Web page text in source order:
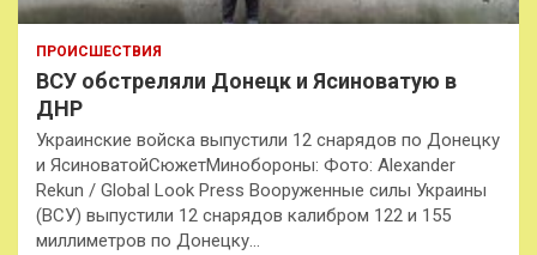
ПРОИСШЕСТВИЯ
ВСУ обстреляли Донецк и Ясиноватую в
ДНР
Украинские войска выпустили 12 снарядов по Донецку
и ЯсиноватойСюжетМинобороны: Фото: Alexander
Rekun / Global Look Press Вооруженные силы Украины
(ВСУ) выпустили 12 снарядов калибром 122 и 155
миллиметров по Донецку…